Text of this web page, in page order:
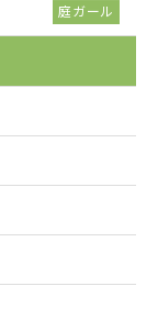
庭ガール